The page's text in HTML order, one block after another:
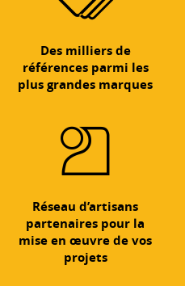
Des milliers de
références parmi les
plus grandes marques
Réseau d’artisans
partenaires pour la
mise en œuvre de vos
projets